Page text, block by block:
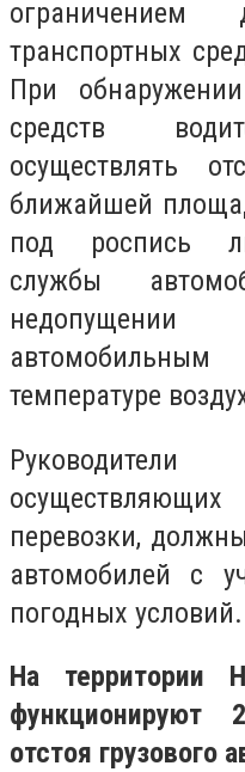
ограничением
транспортных
При
средств
осуществлять
ближайшей
под роспись
службы
температуре
перевозки,
автомобилей с
погодных условий.
На территории
функционируют
отстоя грузового